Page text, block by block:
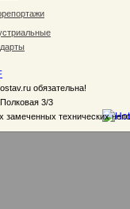
обязательна!
3/3
замеченных технических